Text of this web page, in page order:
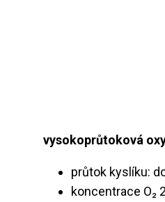
vysokoprůtoková
průtok kyslíku:
koncentrace O₂